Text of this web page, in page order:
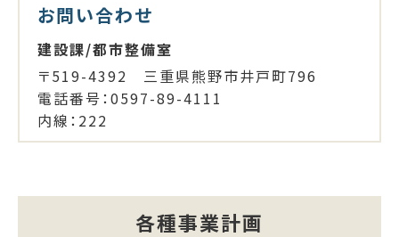
お問い合わせ
建設課/都市整備室
〒519-4392 三重県熊野市井戸町796
電話番号：0597-89-4111
内線：222
各種事業計画